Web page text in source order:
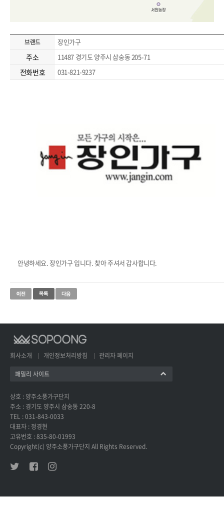
브랜드 장인가구
주소 11487 경기도 양주시 삼숭동 205-71
전화번호 031-821-9237
안녕하세요. 장인가구 입니다. 찾아 주셔서 감사합니다.
회사소개 개인정보처리방침 관리자 페이지
패밀리 사이트
상호 : 양주소풍가구단지
주소 : 경기도 양주시 삼숭동 220-8
TEL : 031-843-0033
대표자 : 정경현
고유번호 : 835-80-01993
Copyright(c) 양주소풍가구단지 All Rights Reserved.